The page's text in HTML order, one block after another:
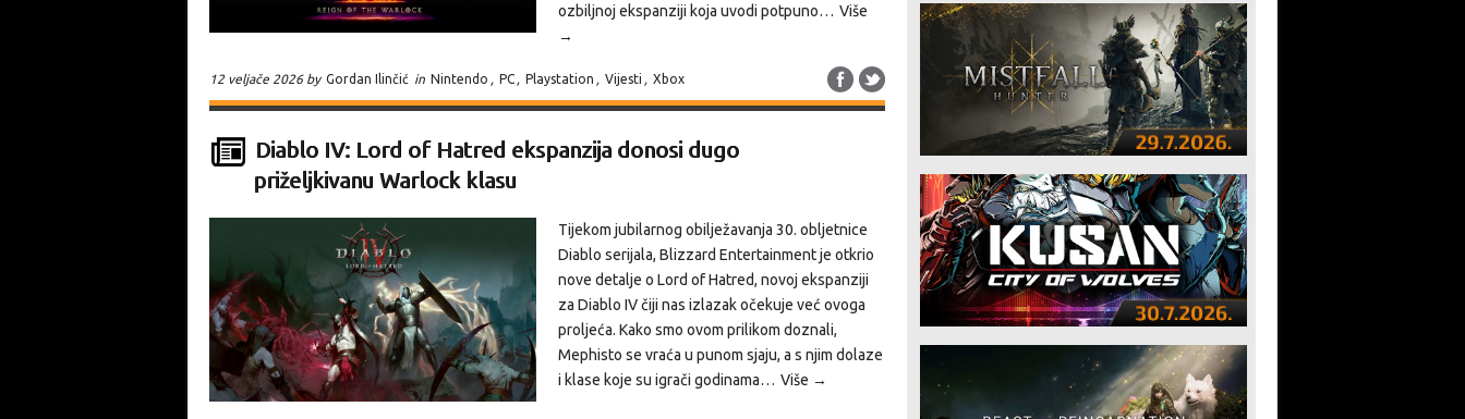
ozbiljnoj ekspanziji koja uvodi potpuno… Više
→
12 veljače 2026 by Gordan Ilinčić in Nintendo , PC , Playstation , Vijesti , Xbox
Diablo IV: Lord of Hatred ekspanzija donosi dugo
priželjkivanu Warlock klasu
Tijekom jubilarnog obilježavanja 30. obljetnice
Diablo serijala, Blizzard Entertainment je otkrio
nove detalje o Lord of Hatred, novoj ekspanziji
za Diablo IV čiji nas izlazak očekuje već ovoga
proljeća. Kako smo ovom prilikom doznali,
Mephisto se vraća u punom sjaju, a s njim dolaze
i klase koje su igrači godinama… Više →